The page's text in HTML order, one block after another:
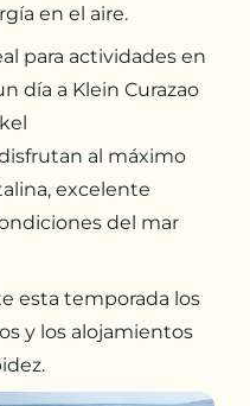
en el aire.
para actividades en
día a Klein Curazao
al máximo
excelente
del mar
esta temporada los
y los alojamientos